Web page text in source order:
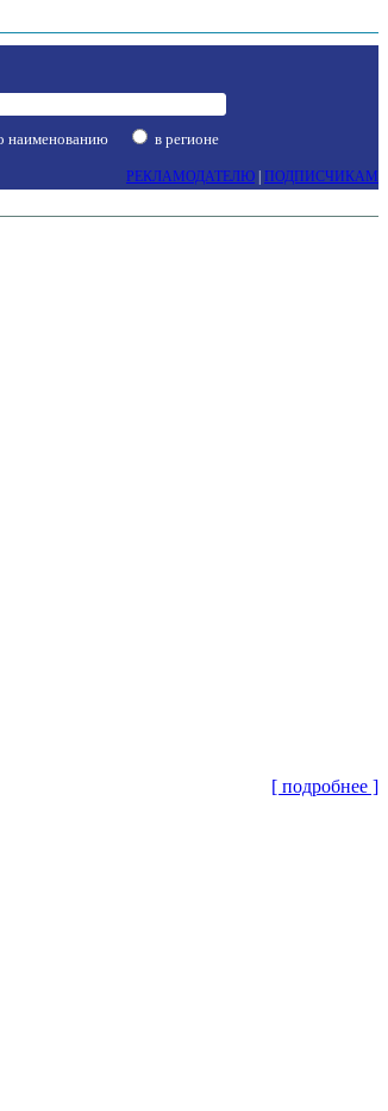
наименованию в регионе
РЕКЛАМОДАТЕЛЮ ПОДПИСЧИКАМ
[ подробнее ]